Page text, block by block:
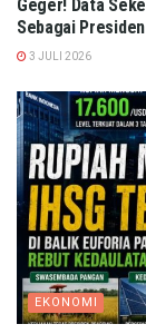
Geger! Data
Sebagai Presiden
3 JULI 2026
EKONOMI